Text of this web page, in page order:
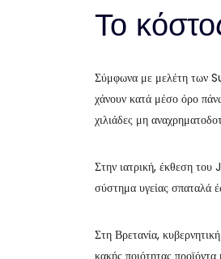
Το
Σύμφωνα με μελέτη των
χάνουν κατά μέσο όρο
χιλιάδες μη
Στην ιατρική, έκθεση
σύστημα υγείας σπαταλά
Στη Βρετανία,
κακής ποιότητας